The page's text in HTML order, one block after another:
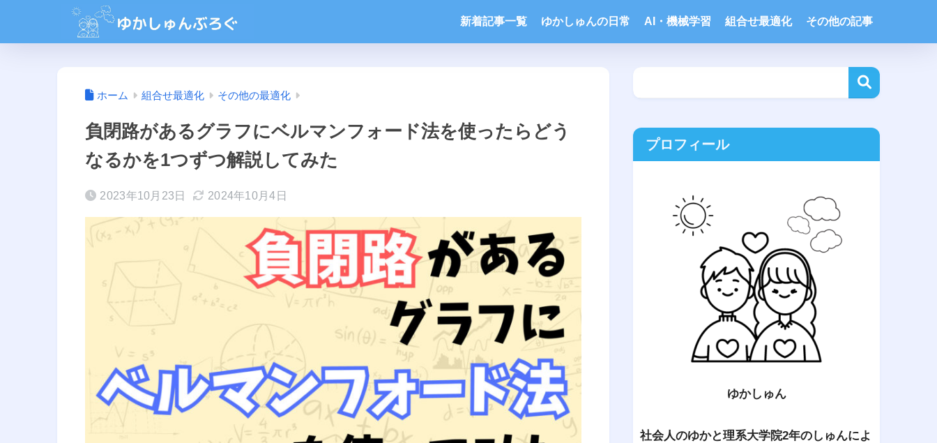
新着記事一覧 ゆかしゅんの日常 AI・機械学習 組合せ最適化 その他の記事
ホーム 組合せ最適化 その他の最適化
負閉路があるグラフにベルマンフォード法を使ったらどう
なるかを1つずつ解説してみた
2023年10月23日 2024年10月4日
プロフィール
ゆかしゅん
社会人のゆかと理系大学院2年のしゅんによ